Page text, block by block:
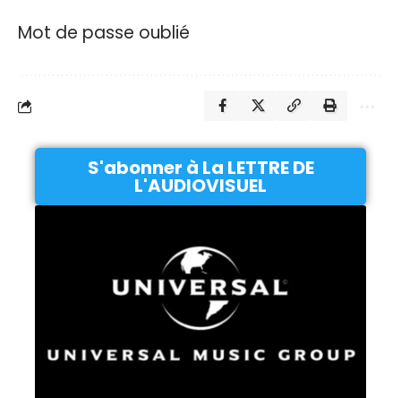
Mot de passe oublié
S'abonner à La LETTRE DE
L'AUDIOVISUEL